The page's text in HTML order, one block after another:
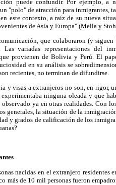
puede confundir. Por ejemplo, a
"polo" de atracción para inmigrantes,
este contexto, a raíz de su nueva
de Asia y Europa" (Mella y
que colaboraron (y
variadas representaciones del
provienen de Bolivia y Perú. El
en su análisis se
recientes, no terminan de difundirse.
y visas a extranjeros no son, en rigor,
ninguna oleada y que
ya en otras realidades. Con
generales, la situación de la
y grados de calificación de los
nacidas en el extranjero residentes
de 10 mil personas fueron